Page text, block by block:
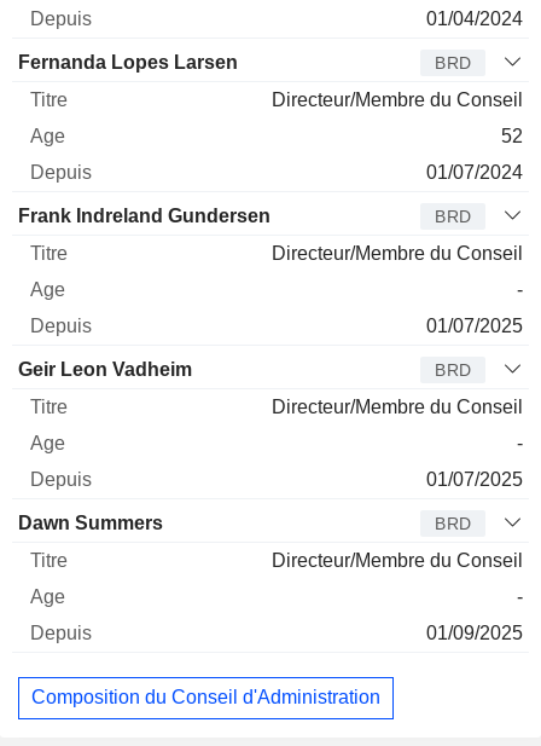
01/04/2024
Fernanda Lopes Larsen BRD
Directeur/Membre du Conseil
52
01/07/2024
Frank Indreland Gundersen BRD
Directeur/Membre du Conseil
-
01/07/2025
Geir Leon Vadheim BRD
Directeur/Membre du Conseil
-
01/07/2025
Dawn Summers BRD
Directeur/Membre du Conseil
-
01/09/2025
Composition du Conseil d'Administration